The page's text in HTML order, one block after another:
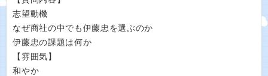
志望動機
なぜ商社の中でも伊藤忠を選ぶのか
伊藤忠の課題は何か
【雰囲気】
和やか